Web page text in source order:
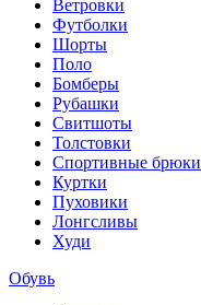
Ветровки
Футболки
Шорты
Поло
Бомберы
Рубашки
Свитшоты
Толстовки
Спортивные брюки
Куртки
Пуховики
Лонгсливы
Худи
Обувь